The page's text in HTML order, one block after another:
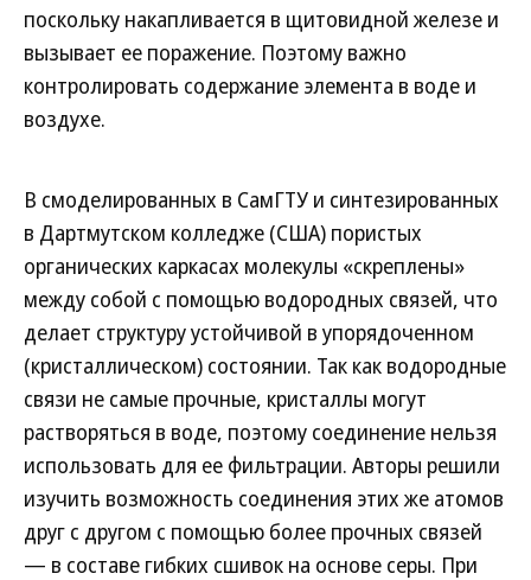
поскольку накапливается в щитовидной железе и
вызывает ее поражение. Поэтому важно
контролировать содержание элемента в воде и
воздухе.
В смоделированных в СамГТУ и синтезированных
в Дартмутском колледже (США) пористых
органических каркасах молекулы «скреплены»
между собой с помощью водородных связей, что
делает структуру устойчивой в упорядоченном
(кристаллическом) состоянии. Так как водородные
связи не самые прочные, кристаллы могут
растворяться в воде, поэтому соединение нельзя
использовать для ее фильтрации. Авторы решили
изучить возможность соединения этих же атомов
друг с другом с помощью более прочных связей
— в составе гибких сшивок на основе серы. При